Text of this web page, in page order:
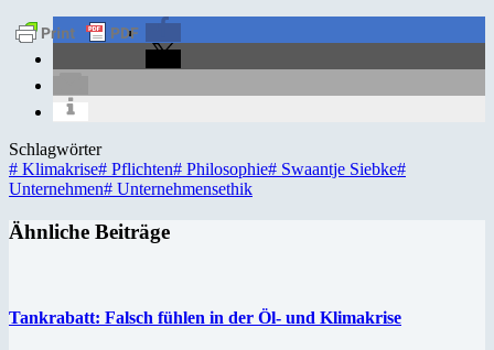
Schlagwörter
# Klimakrise# Pflichten# Philosophie# Swaantje Siebke#
Unternehmen# Unternehmensethik
Ähnliche Beiträge
Tankrabatt: Falsch fühlen in der Öl- und Klimakrise